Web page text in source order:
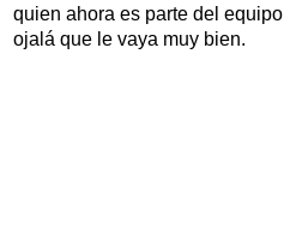
quien ahora es parte del equipo
ojalá que le vaya muy bien.